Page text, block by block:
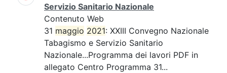
Servizio Sanitario Nazionale
Contenuto Web
31 maggio 2021: XXIII Convegno Nazionale
Tabagismo e Servizio Sanitario
Nazionale...Programma dei lavori PDF in
allegato Centro Programma 31...